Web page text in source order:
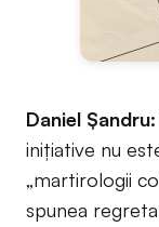
Daniel Șandru:
inițiative nu
„martirologii
spunea